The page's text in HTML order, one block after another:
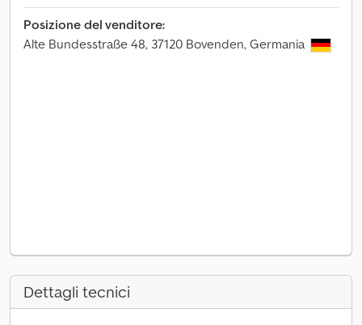
Posizione del venditore:
Alte Bundesstraße 48, 37120 Bovenden, Germania
Dettagli tecnici